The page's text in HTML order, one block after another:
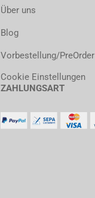
Über uns
Blog
Vorbestellung/PreOrder
Cookie Einstellungen
ZAHLUNGSART